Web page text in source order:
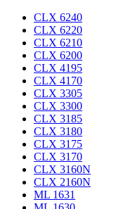
CLX 6240
CLX 6220
CLX 6210
CLX 6200
CLX 4195
CLX 4170
CLX 3305
CLX 3300
CLX 3185
CLX 3180
CLX 3175
CLX 3170
CLX 3160N
CLX 2160N
ML 1631